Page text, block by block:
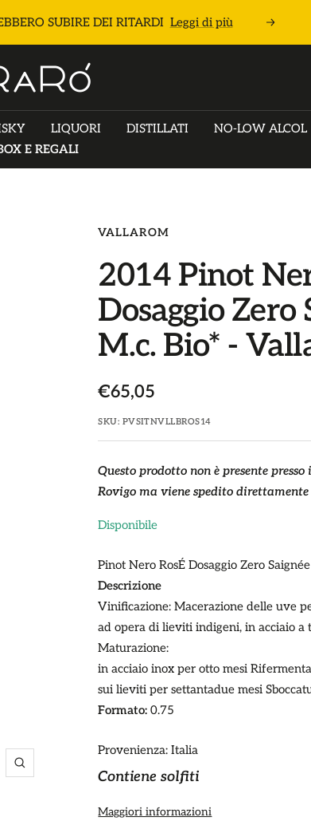
SUBIRE DEI RITARDI Leggi di più Seguente
LIQUORI DISTILLATI NO-LOW ALCOL
E REGALI
Ingrandisci
VALLAROM
2014 Pinot
Dosaggio Zero
M.c. Bio* -
Prezzo
di
€65,05
SKU: PVSITNVLLBROS14
Questo prodotto non è presente
Rovigo ma viene spedito
Disponibile
Pinot Nero RosÉ Dosaggio Zero
Descrizione
Vinificazione:Macerazione delle uve
ad opera di lieviti indigeni, in acciaio a
Maturazione:
in acciaio inox per otto mesi
sui lieviti per settantadue mesi
Formato:0.75
Provenienza: Italia
Contiene solfiti
Maggiori informazioni